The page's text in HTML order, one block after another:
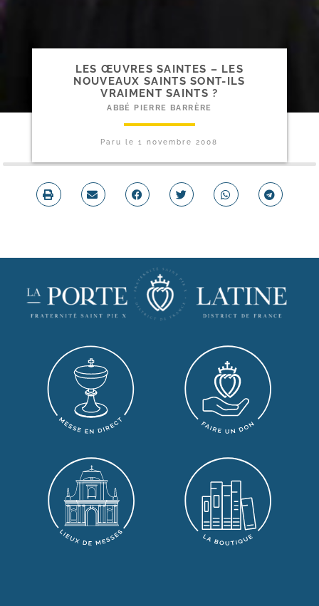
LES ŒUVRES SAINTES – LES
NOUVEAUX SAINTS SONT-​ILS
VRAIMENT SAINTS ?
ABBÉ PIERRE BARRÈRE
Paru le1 novembre 2008